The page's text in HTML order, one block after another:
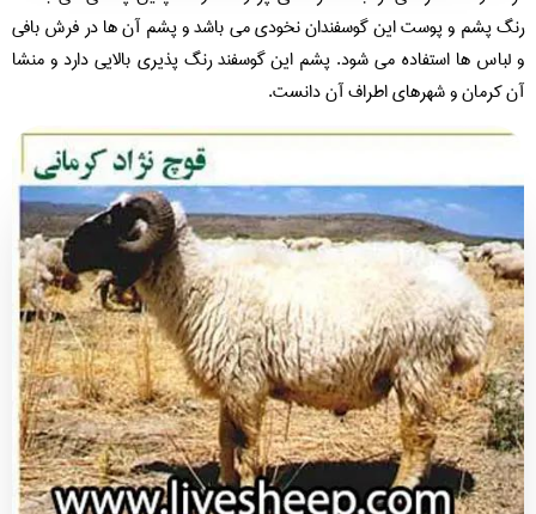
پشم و پوست این گوسفندان نخودی می باشد و پشم آن ها در فرش بافی
ها استفاده می شود. پشم این گوسفند رنگ پذیری بالایی دارد و منشا
کرمان و شهرهای اطراف آن دانست.